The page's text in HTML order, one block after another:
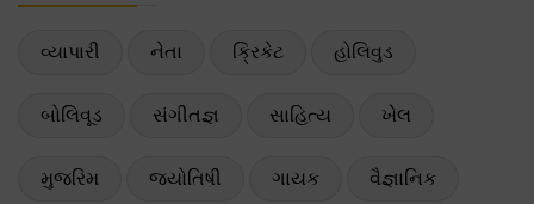
વ્યાપારી નેતા ક્રિકેટ હોલિવુડ
બોલિવૂડ સંગીતજ્ઞ સાહિત્ય ખેલ
મુજરિમ જ્યોતિષી ગાયક વૈજ્ઞાનિક